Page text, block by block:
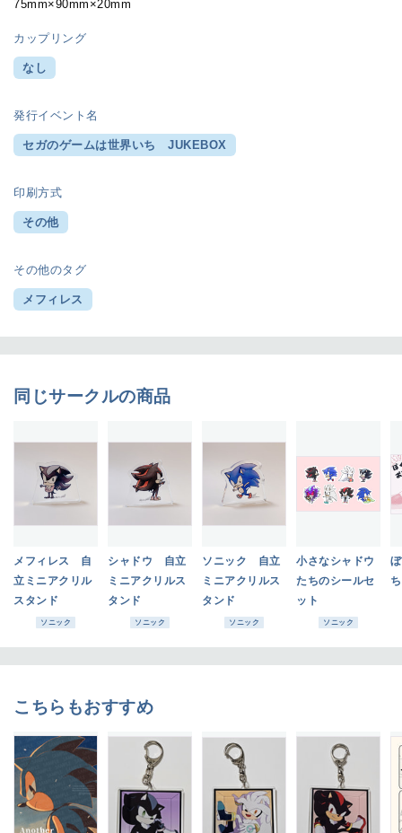
75mm×90mm×20mm
カップリング
なし
発行イベント名
セガのゲームは世界いち JUKEBOX
印刷方式
その他
その他のタグ
メフィレス
同じサークルの商品
メフィレス 自
立ミニアクリル
スタンド
ソニック
シャドウ 自立
ミニアクリルス
タンド
ソニック
ソニック 自立
ミニアクリルス
タンド
ソニック
小さなシャドウ
たちのシールセ
ット
ソニック
ち
こちらもおすすめ